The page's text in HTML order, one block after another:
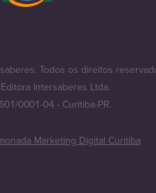
Todos os direitos
Intersaberes Ltda.
0001-04 - Curitiba-PR.
Marketing Digital Curitiba